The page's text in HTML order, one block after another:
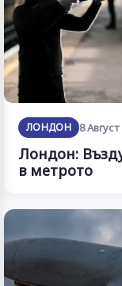
ЛОНДОН 8
Лондон:
в метрото